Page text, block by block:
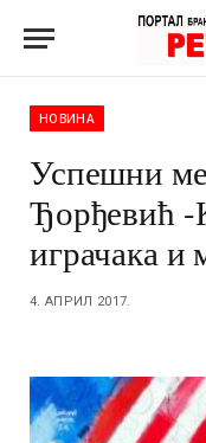
НОВИНА
Успешни
Ђорђевић -
играчака и
4. АПРИЛ 2017.